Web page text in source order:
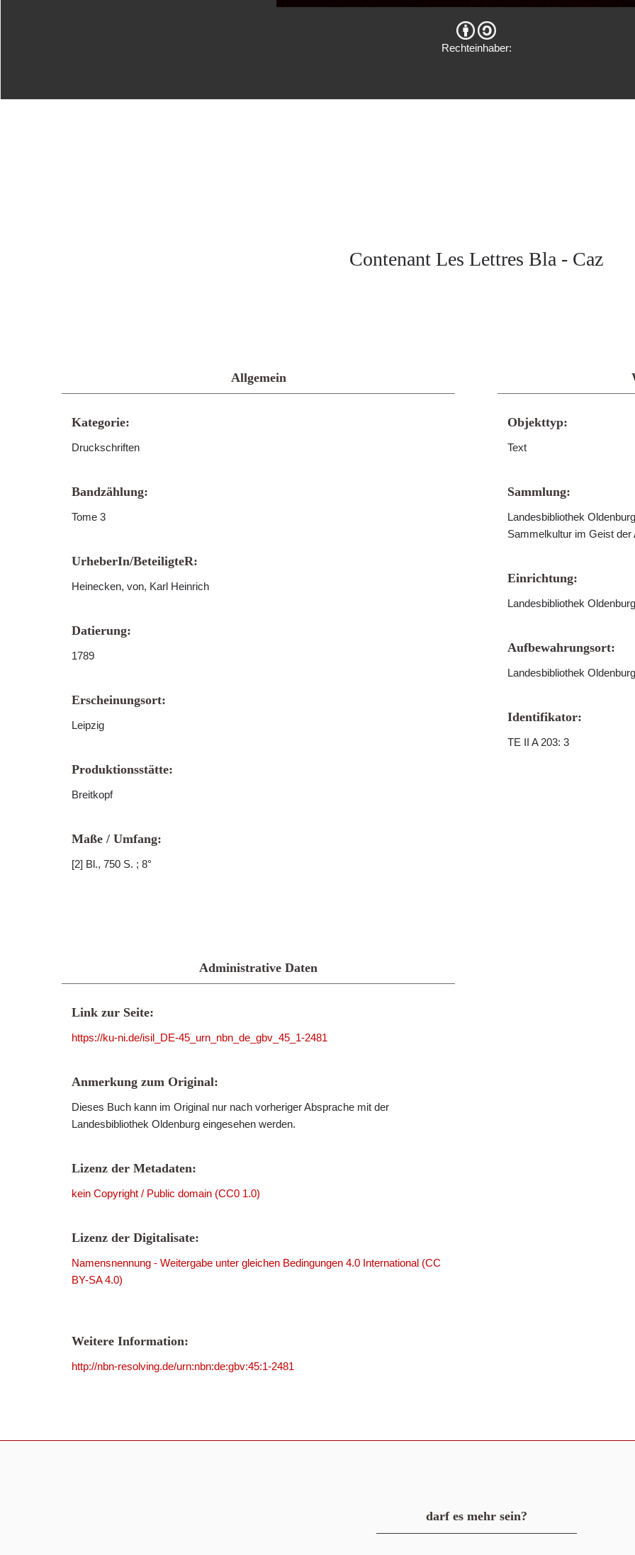
Rechteinhaber:
Contenant Les Lettres Bla - Caz
Allgemein
Kategorie:
Druckschriften
Bandzählung:
Tome 3
UrheberIn/BeteiligteR:
Heinecken, von, Karl Heinrich
Datierung:
1789
Erscheinungsort:
Leipzig
Produktionsstätte:
Breitkopf
Maße / Umfang:
[2] Bl., 750 S. ; 8°
Objekttyp:
Text
Sammlung:
Landesbibliothek
Sammelkultur im Geist
Einrichtung:
Landesbibliothek
Aufbewahrungsort:
Landesbibliothek Oldenburg
Identifikator:
TE II A 203: 3
Administrative Daten
Link zur Seite:
https://ku-ni.de/isil_DE-45_urn_nbn_de_gbv_45_1-2481
Anmerkung zum Original:
Dieses Buch kann im Original nur nach vorheriger Absprache mit der
Landesbibliothek Oldenburg eingesehen werden.
Lizenz der Metadaten:
kein Copyright / Public domain (CC0 1.0)
Lizenz der Digitalisate:
Namensnennung - Weitergabe unter gleichen Bedingungen 4.0 International (CC
BY-SA 4.0)
Weitere Information:
http://nbn-resolving.de/urn:nbn:de:gbv:45:1-2481
darf es mehr sein?